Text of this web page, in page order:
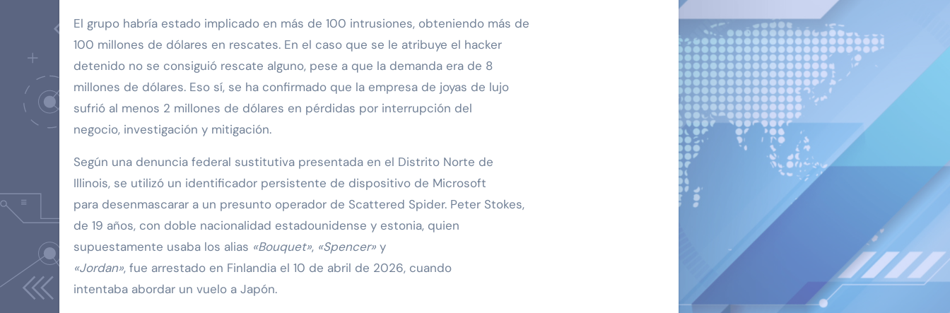
El grupo habría estado implicado en más de 100 intrusiones, obteniendo más de
100 millones de dólares en rescates. En el caso que se le atribuye el hacker
detenido no se consiguió rescate alguno, pese a que la demanda era de 8
millones de dólares. Eso sí, se ha confirmado que la empresa de joyas de lujo
sufrió al menos 2 millones de dólares en pérdidas por interrupción del
negocio, investigación y mitigación.
Según una denuncia federal sustitutiva presentada en el Distrito Norte de
Illinois, se utilizó un identificador persistente de dispositivo de Microsoft
para desenmascarar a un presunto operador de Scattered Spider. Peter Stokes,
de 19 años, con doble nacionalidad estadounidense y estonia, quien
supuestamente usaba los alias «Bouquet», «Spencer» y
«Jordan», fue arrestado en Finlandia el 10 de abril de 2026, cuando
intentaba abordar un vuelo a Japón.